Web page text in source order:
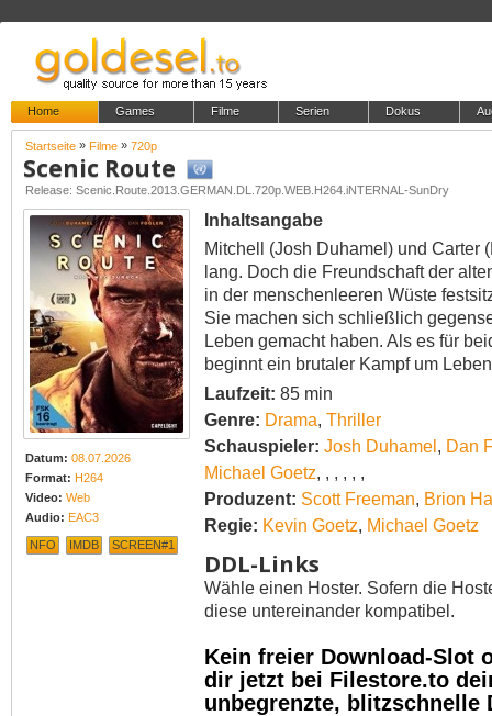
Home Games Filme Serien Dokus
Startseite » Filme » 720p
Scenic Route
Release: Scenic.Route.2013.GERMAN.DL.720p.WEB.H264.iNTERNAL-SunDry
Datum: 08.07.2026
Format: H264
Video: Web
Audio: EAC3
NFO IMDB SCREEN#1
Inhaltsangabe
Mitchell (Josh Duhamel) und Carter
lang. Doch die Freundschaft der
in der menschenleeren Wüste
Sie machen sich schließlich
Leben gemacht haben. Als es für
beginnt ein brutaler Kampf um
Laufzeit: 85 min
Genre: Drama, Thriller
Schauspieler: Josh Duhamel , Dan
Michael Goetz, , , , , ,
Produzent: Scott Freeman, Brion
Regie: Kevin Goetz, Michael Goetz
DDL-Links
Wähle einen Hoster. Sofern die
diese untereinander kompatibel.
Kein freier Download-Slot
dir jetzt bei Filestore.to
unbegrenzte, blitzschnelle